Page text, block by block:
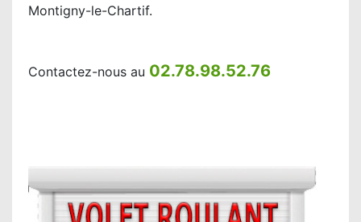
Montigny-le-Chartif.
Contactez-nous au 02.78.98.52.76